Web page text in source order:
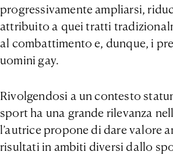
progressivamente ampliarsi,
attribuito a quei tratti
al combattimento e, dunque, i
uomini gay.
Rivolgendosi a un contesto
sport ha una grande rilevanza
l’autrice propone di dare valore
risultati in ambiti diversi dallo